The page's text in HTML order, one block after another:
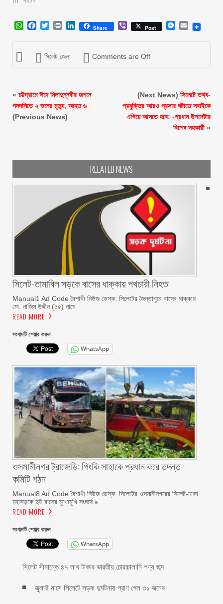
WhatsApp
Facebook
Twitter
Print LinkedIn
Share ViberPost Messenger
Email
সিলেট জেলা Comments are Off
« চট্টগ্রামে ঈদে মিলাদুন্নবীর জশনে
পদদলিতে ২ জনের মৃত্যু, আহত ৬
(Previous News)
(Next News) সিলেটে তথ্য-
প্রযুক্তির আরও প্রসার ঘটাতে সবাইকে
এগিয়ে আসতে হবে: -প্রধান উপদেষ্টার
বিশেষ সহকারী »
RELATED NEWS
সিলেট-তামাবিল সড়কে বাসের ধাক্কায় পথচারী নিহত
Manual1 Ad Code বৈশাখী নিউজ ডেস্ক: সিলেটের জৈন্তাপুরে বাসের ধাক্কায়
মো. নাজিম উদ্দীন (৫৫) নামে
READ MORE
সংবাদটি শেয়ার করুন
WhatsApp
ওসমানীনগর ট্রাজেডি: পিংকি সাহাকে প্রধান করে তদন্ত
কমিটি গঠন
Manual8 Ad Code বৈশাখী নিউজ ডেস্ক: সিলেটের ওসমানীনগরের সিলেট-ঢাকা
মহাসড়কে দুই বাসের মুখোমুখি সংঘর্ষে ৯
READ MORE
সংবাদটি শেয়ার করুন
WhatsApp
সিলেট সীমান্তে ৪৭ লাখ টাকার ভারতীয় চোরাচালানি পণ্য জব্দ
জুলাই মাসে সিলেটে সড়ক দুর্ঘটনায় প্রাণ গেল ৩১ জনের